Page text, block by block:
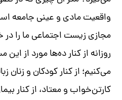
واقعیت مادی و عینی جامعه
مجازی زیست اجتماعی ما را
روزانه از کنار ده‌ها مورد از
می‌کنیم؛ از کنار کودکان و زنان
کارتن‌خواب و معتاد، از کنار